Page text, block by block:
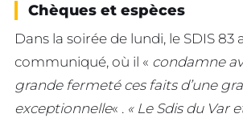
Chèques et espèces
Dans la soirée de lundi, le SDIS 83
communiqué, où il « condamne
grande fermeté ces faits d’une
exceptionnelle« . « Le Sdis du Var